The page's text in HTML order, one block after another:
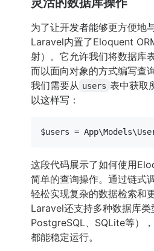
为了让开发者能够更方便地
Laravel内置了Eloquent
射）。它允许我们将数据库
而以面向对象的方式编写查
我们需要从 users 表中获取
以这样写：
$users =
这段代码展示了如何使用
简单的查询操作。通过链式
轻松实现复杂的数据检索和
Laravel还支持多种数据库类
PostgreSQL、SQLite等）
都能稳定运行。